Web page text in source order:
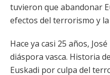
tuvieron que abandonar
efectos del terrorismo y
Hace ya casi 25 años,
diáspora vasca. Historia
Euskadi por culpa del